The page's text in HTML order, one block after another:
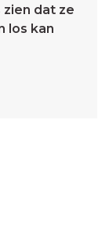
dat ze
los kan